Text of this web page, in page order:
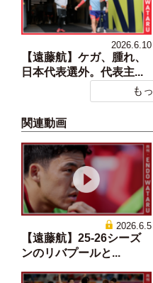
2026.6.10
【遠藤航】ケガ、腫れ、
日本代表選外。代表主...
も
関連動画
2026.6.5
【遠藤航】25-26シーズ
ンのリバプールと...